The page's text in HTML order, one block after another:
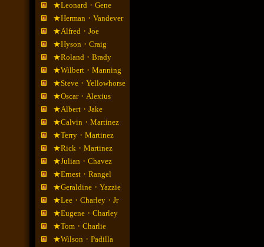
★Leonard・Gene
★Herman・Vandever
★Alfred・Joe
★Hyson・Craig
★Roland・Brady
★Wilbert・Manning
★Steve・Yellowhorse
★Oscar・Alexius
★Albert・Jake
★Calvin・Martinez
★Terry・Martinez
★Rick・Martinez
★Julian・Chavez
★Ernest・Rangel
★Geraldine・Yazzie
★Lee・Charley・Jr
★Eugene・Charley
★Tom・Charlie
★Wilson・Padilla